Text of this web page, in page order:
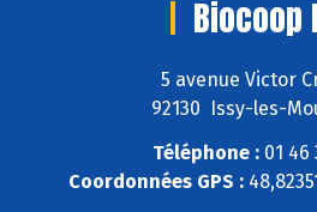
Biocoop
5 avenue Victor
92130 Issy-les-
Téléphone : 01 46
Coordonnées GPS :